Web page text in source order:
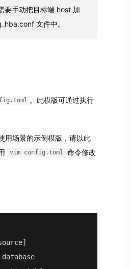
要手动把目标端 host 加
文件中。
。此模版可通过执行
用场景的示例模版，请以此
vim config.toml
命令修改
database